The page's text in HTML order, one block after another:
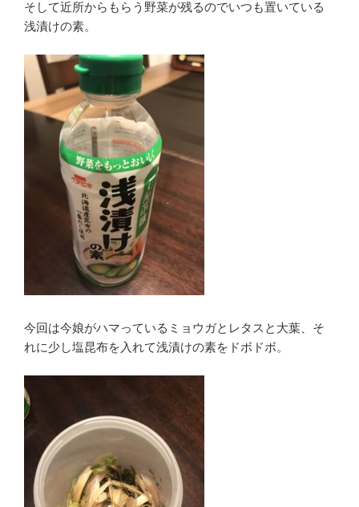
そして近所からもらう野菜が残るのでいつも置いている
浅漬けの素。
今回は今娘がハマっているミョウガとレタスと大葉、そ
れに少し塩昆布を入れて浅漬けの素をドボドボ。